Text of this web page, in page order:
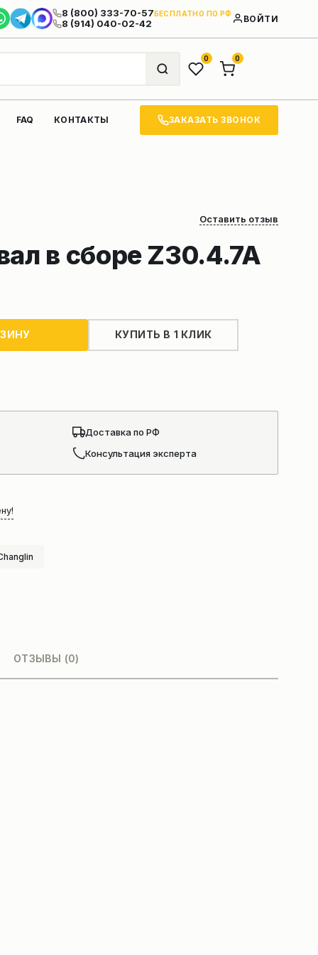
8 (800) 333-70-57БЕСПЛАТНО ПО РФ
8 (914) 040-02-42 ВОЙТИ
0 0
FAQ КОНТАКТЫ ЗАКАЗАТЬ ЗВОНОК
Оставить отзыв
в сборе Z30.4.7A
КУПИТЬ В 1 КЛИК
Доставка по РФ
Консультация эксперта
ОТЗЫВЫ (0)